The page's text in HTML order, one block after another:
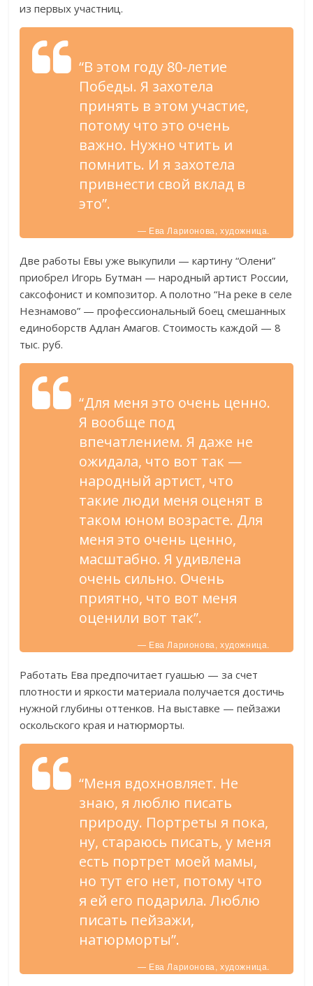
из первых участниц.
“В этом году 80-летие
Победы. Я захотела
принять в этом участие,
потому что это очень
важно. Нужно чтить и
помнить. И я захотела
привнести свой вклад в
это”.
— Ева Ларионова, художница.
Две работы Евы уже выкупили — картину “Олени”
приобрел Игорь Бутман — народный артист России,
саксофонист и композитор. А полотно “На реке в селе
Незнамово” — профессиональный боец смешанных
единоборств Адлан Амагов. Стоимость каждой — 8
тыс. руб.
“Для меня это очень ценно.
Я вообще под
впечатлением. Я даже не
ожидала, что вот так —
народный артист, что
такие люди меня оценят в
таком юном возрасте. Для
меня это очень ценно,
масштабно. Я удивлена
очень сильно. Очень
приятно, что вот меня
оценили вот так”.
— Ева Ларионова, художница.
Работать Ева предпочитает гуашью — за счет
плотности и яркости материала получается достичь
нужной глубины оттенков. На выставке — пейзажи
оскольского края и натюрморты.
“Меня вдохновляет. Не
знаю, я люблю писать
природу. Портреты я пока,
ну, стараюсь писать, у меня
есть портрет моей мамы,
но тут его нет, потому что
я ей его подарила. Люблю
писать пейзажи,
натюрморты”.
— Ева Ларионова, художница.